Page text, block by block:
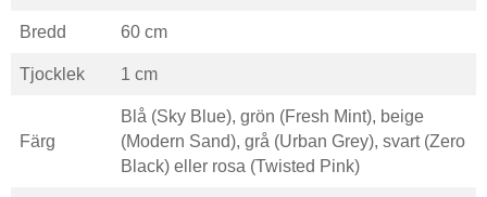
Bredd 60 cm
Tjocklek 1 cm
Färg
Blå (Sky Blue), grön (Fresh Mint), beige
(Modern Sand), grå (Urban Grey), svart (Zero
Black) eller rosa (Twisted Pink)